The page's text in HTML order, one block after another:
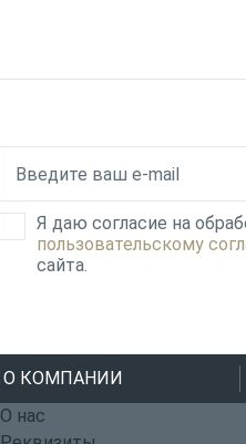
Я даю согласие на
пользовательскому
сайта.
О КОМПАНИИ
О нас